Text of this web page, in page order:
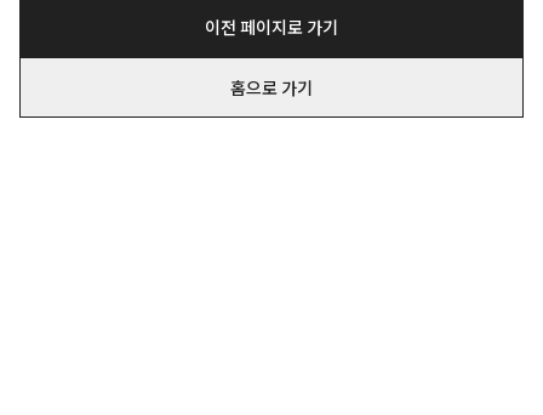
이전 페이지로 가기
홈으로 가기